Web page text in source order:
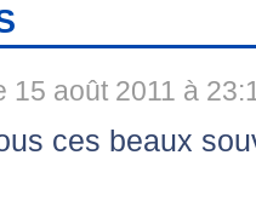
15 août 2011 à
ces beaux